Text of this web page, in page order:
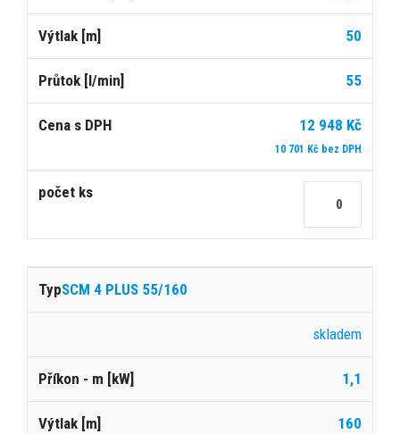
[m]
50
55
12 948 Kč
10 701 Kč bez DPH
SCM 4 PLUS 55/160
skladem
1,1
160